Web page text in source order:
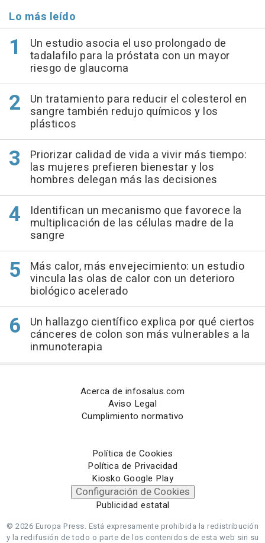
Lo más leído
Un estudio asocia el uso prolongado de
tadalafilo para la próstata con un mayor
riesgo de glaucoma
Un tratamiento para reducir el colesterol en
sangre también redujo químicos y los
plásticos
Priorizar calidad de vida a vivir más tiempo:
las mujeres prefieren bienestar y los
hombres delegan más las decisiones
Identifican un mecanismo que favorece la
multiplicación de las células madre de la
sangre
Más calor, más envejecimiento: un estudio
vincula las olas de calor con un deterioro
biológico acelerado
Un hallazgo científico explica por qué ciertos
cánceres de colon son más vulnerables a la
inmunoterapia
Acerca de infosalus.com
Aviso Legal
Cumplimiento normativo
Política de Cookies
Política de Privacidad
Kiosko Google Play
Configuración de Cookies
Publicidad estatal
© 2026 Europa Press. Está expresamente prohibida la redistribución
y la redifusión de todo o parte de los contenidos de esta web sin su